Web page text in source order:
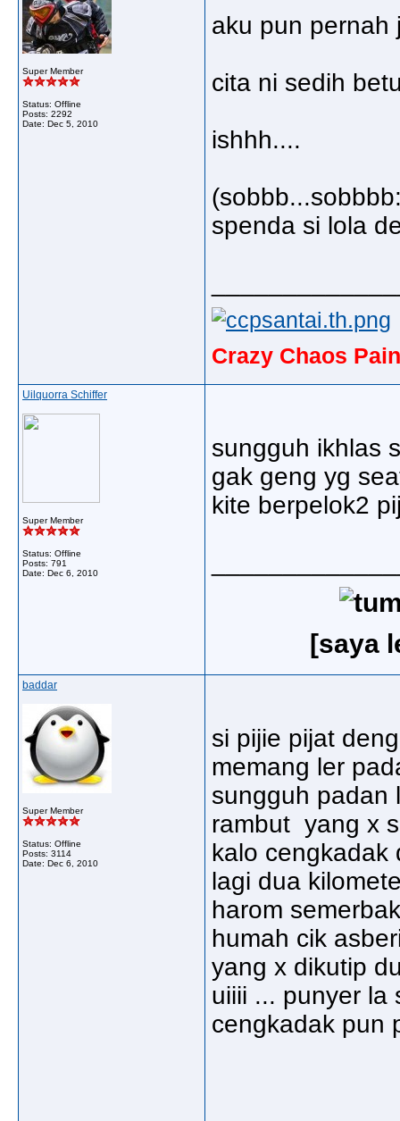
Super Member
Status: Offline
Posts: 2292
Date: Dec 5, 2010
aku pun pernah
cita ni sedih
ishhh....
spenda si lola
Crazy Chaos
Uilquorra Schiffer
Super Member
Status: Offline
Posts: 791
Date: Dec 6, 2010
sungguh ikhlas
gak geng yg
kite berpelok2
[saya
baddar
Super Member
Status: Offline
Posts: 3114
Date: Dec 6, 2010
si pijie pijat
memang ler
sungguh padan
rambut yang x
kalo cengkadak
lagi dua
harom
humah cik
yang x dikutip
uiiii ... punyer la
cengkadak pun